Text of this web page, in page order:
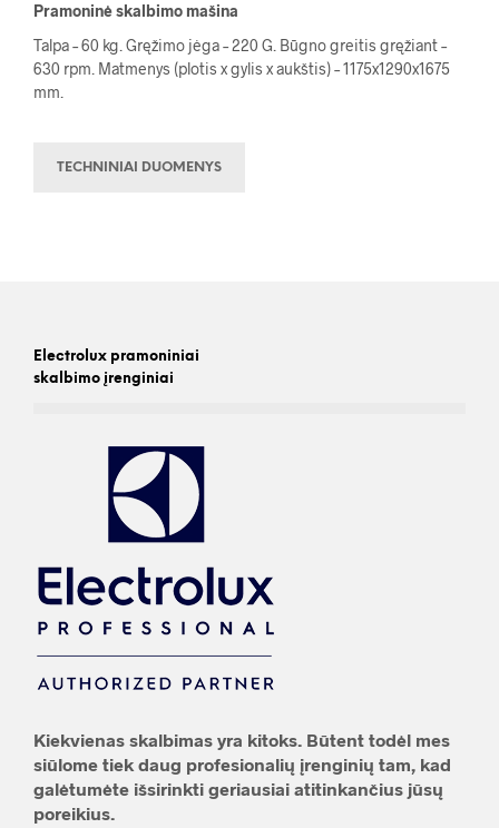
Pramoninė skalbimo mašina
Talpa – 60 kg. Gręžimo jėga – 220 G. Būgno greitis gręžiant –
630 rpm. Matmenys (plotis x gylis x aukštis) – 1175x1290x1675
mm.
TECHNINIAI DUOMENYS
Electrolux pramoniniai
skalbimo įrenginiai
Kiekvienas skalbimas yra kitoks. Būtent todėl mes
siūlome tiek daug profesionalių įrenginių tam, kad
galėtumėte išsirinkti geriausiai atitinkančius jūsų
poreikius.